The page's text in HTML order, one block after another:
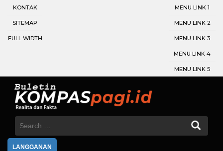
KONTAK
SITEMAP
FULL WIDTH
MENU LINK 1
MENU LINK 2
MENU LINK 3
MENU LINK 4
MENU LINK 5
Search
LANGGANAN